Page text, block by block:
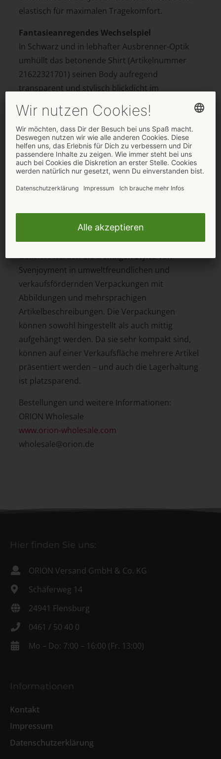
elastisch für maximalen Tragekomfort.
Fantasieanregendes Wechselspiel
In Schwarz und in lebhafter Ausbrenner-Optik
umhüllt das betonende Shirt (Artikelnummer
21622321701) seinen Body aufregend
transparent und stylisch blickdicht im
fantasievollen Wechselspiel. Abgerundet wird der
trendstarke Look durch die dazu passende Pants
(Artikelnummer 21335981701).
Maskuline Streifenpower
Das betonende Shirt (Artikelnummer
transparenten Querstreifen-Look mit stylischem
Pants (Artikelnummer 21311531701).
Geliefert werden die trendigen Styles von
Svenjoyment in umweltfreundlichen und
verkaufsfördernden Verpackungen mit
Abbildungen und mehrsprachigen
Artikelbeschreibungen. Die Verpackungen
können sowohl hingestellt als auch mittig
aufgehängt werden. Da sie sehr kompakt sind,
können auf einer Verkaufsfläche mehrere Artikel
präsentiert werden – und auch die Lagerhaltung
ist platzsparend.
Bestellungen und weitere Informationen:
ORION Wholesale
www.orion-wholesale.com
wholesale@orion.de
Hier finden Sie uns:
ORION Versand GmbH & Co. KG
Schäferweg 14
24941 Flensburg
0461 / 50 40 0
Mo – Do: 7:00 – 16:00 (Fr. 13:00)
Informationen
Kontakt
Impressum
Datenschutzerklärung